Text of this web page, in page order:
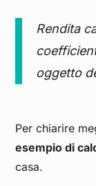
Rendita
oggetto
Per chiarire
esempio di
casa.